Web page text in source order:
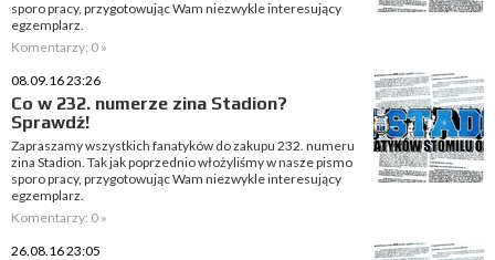
sporo pracy, przygotowując Wam niezwykle interesujący
egzemplarz.
Komentarzy: 0 »
08.09.16 23:26
Co w 232. numerze zina Stadion?
Sprawdź!
Zapraszamy wszystkich fanatyków do zakupu 232. numeru
zina Stadion. Tak jak poprzednio włożyliśmy w nasze pismo
sporo pracy, przygotowując Wam niezwykle interesujący
egzemplarz.
Komentarzy: 0 »
26.08.16 23:05